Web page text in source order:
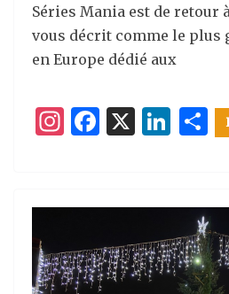
Séries Mania est de retour
vous décrit comme le plus
en Europe dédié aux
I
a
ra
F
e
o
X
Li
e
dI
n
g